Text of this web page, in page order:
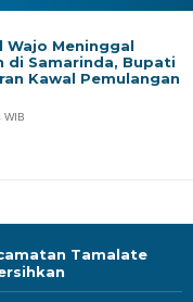
Tamalate
Wajo Meninggal
di Samarinda, Bupati
Kawal Pemulangan
WIB